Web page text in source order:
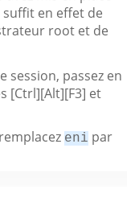
en effet de
root et de
session, passez en
[Ctrl][Alt][F3] et
eni par